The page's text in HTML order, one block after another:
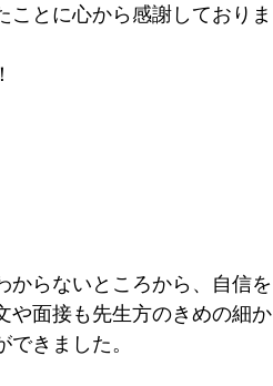
とに心から感謝しておりま
からないところから、自信を
や面接も先生方のきめの細か
きました。